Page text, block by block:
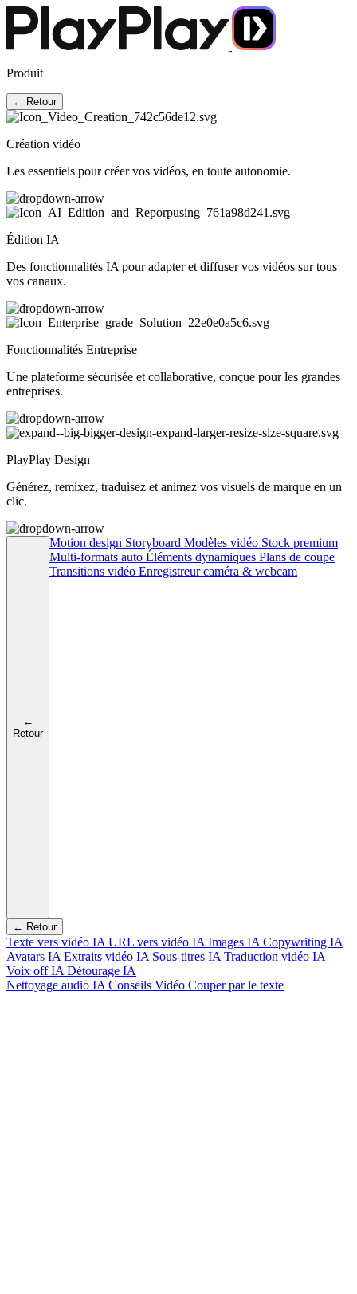
Produit
← Retour
Création vidéo
Les essentiels pour créer vos vidéos, en toute autonomie.
Édition IA
Des fonctionnalités IA pour adapter et diffuser vos vidéos sur tous
vos canaux.
Fonctionnalités Entreprise
Une plateforme sécurisée et collaborative, conçue pour les grandes
entreprises.
PlayPlay Design
Générez, remixez, traduisez et animez vos visuels de marque en un
clic.
←
Retour
Motion design Storyboard Modèles vidéo Stock premium
Multi-formats auto Éléments dynamiques Plans de coupe
Transitions vidéo Enregistreur caméra & webcam
← Retour
Texte vers vidéo IA URL vers vidéo IA Images IA Copywriting IA
Avatars IA Extraits vidéo IA Sous-titres IA Traduction vidéo IA
Voix off IA Détourage IA
Nettoyage audio IA Conseils Vidéo Couper par le texte